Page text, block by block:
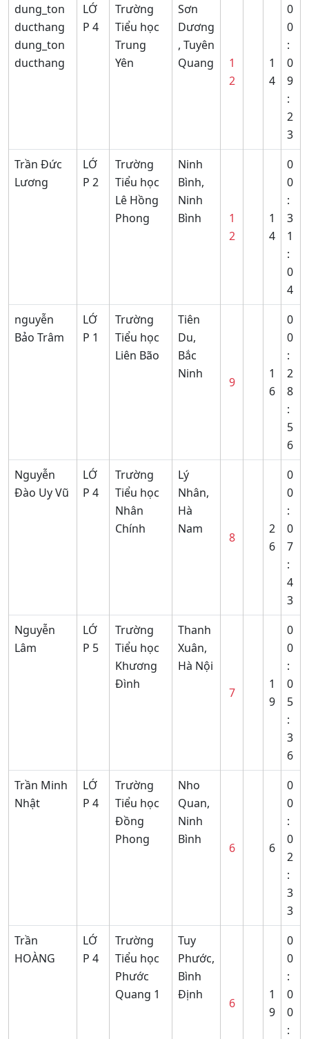
dung_ton
ducthang
dung_ton
ducthang
LỚ
P 4
Trường
Tiểu học
Trung
Yên
Sơn
Dương
, Tuyên
Quang
1
2
1
4
0
0
:
0
9
:
2
3
Trần Đức
Lương
LỚ
P 2
Trường
Tiểu học
Lê Hồng
Phong
Ninh
Bình,
Ninh
Bình
1
2
1
4
0
0
:
3
1
:
0
4
nguyễn
Bảo Trâm
LỚ
P 1
Trường
Tiểu học
Liên Bão
Tiên
Du,
Bắc
Ninh
9
1
6
0
0
:
2
8
:
5
6
Nguyễn
Đào Uy Vũ
LỚ
P 4
Trường
Tiểu học
Nhân
Chính
Lý
Nhân,
Hà
Nam
8
2
6
0
0
:
0
7
:
4
3
Nguyễn
Lâm
LỚ
P 5
Trường
Tiểu học
Khương
Đình
Thanh
Xuân,
Hà Nội
7
1
9
0
0
:
0
5
:
3
6
Trần Minh
Nhật
LỚ
P 4
Trường
Tiểu học
Đồng
Phong
Nho
Quan,
Ninh
Bình
6 6
0
0
:
0
2
:
3
3
Trần
HOÀNG
LỚ
P 4
Trường
Tiểu học
Phước
Quang 1
Tuy
Phước,
Bình
Định
6
1
9
0
0
:
0
0
: